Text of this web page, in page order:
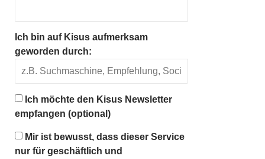
Ich bin auf Kisus aufmerksam
geworden durch:
Ich möchte den Kisus Newsletter
empfangen (optional)
Mir ist bewusst, dass dieser Service
nur für geschäftlich und